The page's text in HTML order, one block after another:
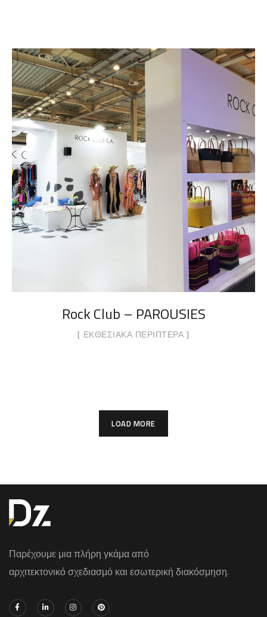
Rock Club – PAROUSIES
ΕΚΘΕΣΙΑΚΆ ΠΕΡΊΠΤΕΡΑ
LOAD MORE
Παρέχουμε μια πλήρη γκάμα από
αρχιτεκτονικό σχεδιασμό και εσωτερική διακόσμηση.